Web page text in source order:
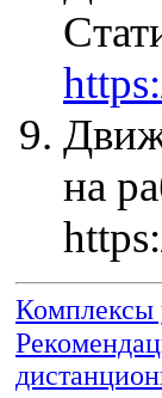
на
Комплексы